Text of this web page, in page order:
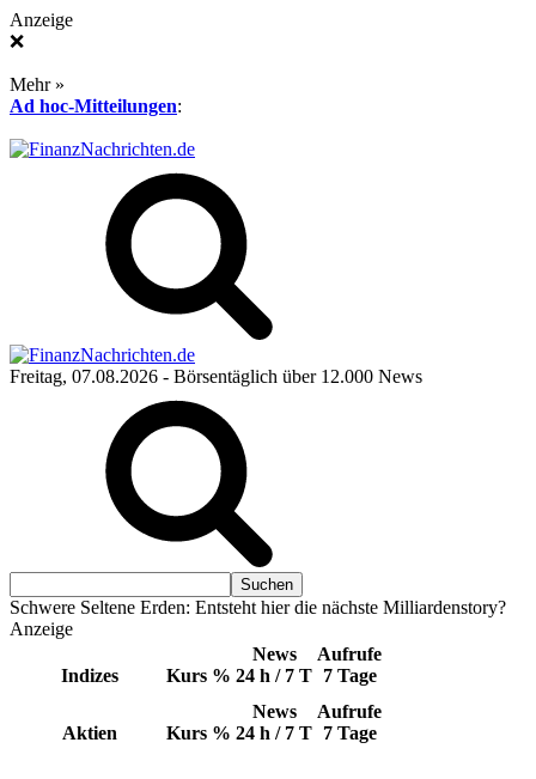
Anzeige
❌
Mehr »
Ad hoc-Mitteilungen:
Freitag, 07.08.2026 - Börsentäglich über 12.000 News
Schwere Seltene Erden: Entsteht hier die nächste Milliardenstory?
Anzeige
Indizes Kurs %
News
24 h / 7 T
Aufrufe
7 Tage
Aktien Kurs %
News
24 h / 7 T
Aufrufe
7 Tage